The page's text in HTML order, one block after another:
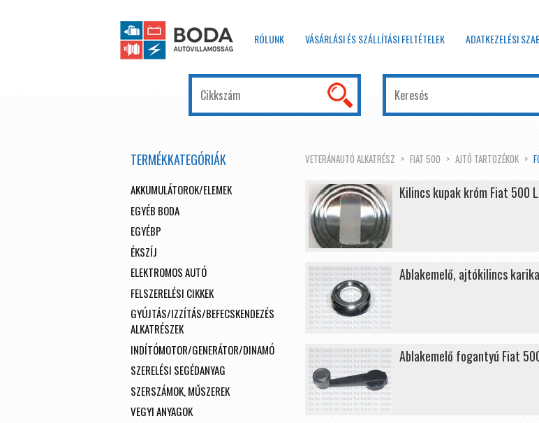
RÓLUNK VÁSÁRLÁSI ÉS SZÁLLÍTÁSI FELTÉTELEK ADATKEZELÉSI
VETERÁNAUTÓ ALKATRÉSZ FIAT 500 AJTÓ TARTOZÉKOK
Kilincs kupak króm Fiat 500
Ablakemelő, ajtókilincs
Ablakemelő fogantyú Fiat
TERMÉKKATEGÓRIÁK
AKKUMULÁTOROK/ELEMEK
EGYÉB BODA
EGYÉBP
ÉKSZÍJ
ELEKTROMOS AUTÓ
FELSZERELÉSI CIKKEK
GYÚJTÁS/IZZÍTÁS/BEFECSKENDEZÉS
ALKATRÉSZEK
INDÍTÓMOTOR/GENERÁTOR/DINAMÓ
SZERELÉSI SEGÉDANYAG
SZERSZÁMOK, MŰSZEREK
VEGYI ANYAGOK